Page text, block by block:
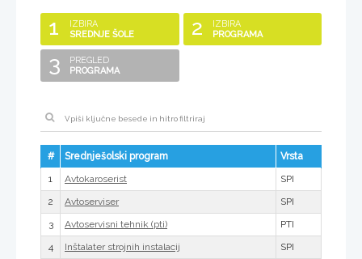
1
IZBIRA
SREDNJE ŠOLE
2
IZBIRA
PROGRAMA
3
PREGLED
PROGRAMA
# Srednješolski program
Vrsta
1
Avtokaroserist
SPI
2
Avtoserviser
SPI
3
Avtoservisni tehnik (pti)
PTI
4
Inštalater strojnih instalacij
SPI